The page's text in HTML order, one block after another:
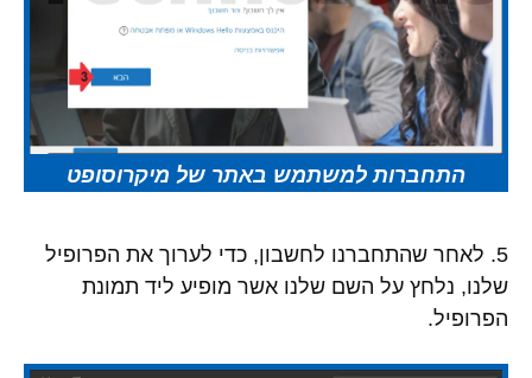
התחברות למשתמש באתר של מיקרוסופט
5. לאחר שהתחברנו לחשבון, כדי לערוך את הפרופיל
שלנו, נלחץ על השם שלנו אשר מופיע ליד תמונת
הפרופיל.